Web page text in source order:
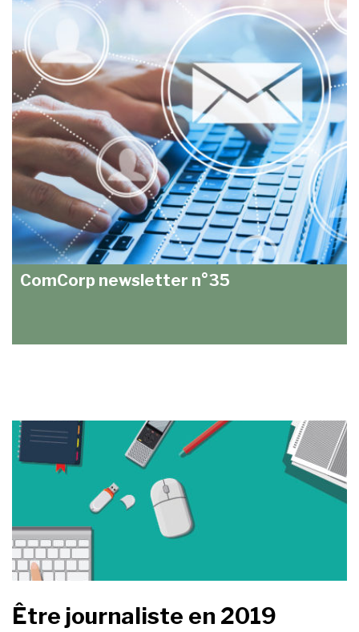
ComCorp newsletter n°35
Être journaliste en 2019